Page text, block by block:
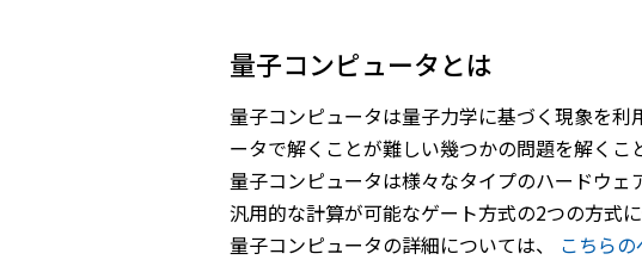
量子コンピュータとは
量子コンピュータは量子力学に基づく現象を
ータで解くことが難しい幾つかの問題を解くこ
量子コンピュータは様々なタイプのハードウ
汎用的な計算が可能なゲート方式の2つの方式
量子コンピュータの詳細については、 こちら